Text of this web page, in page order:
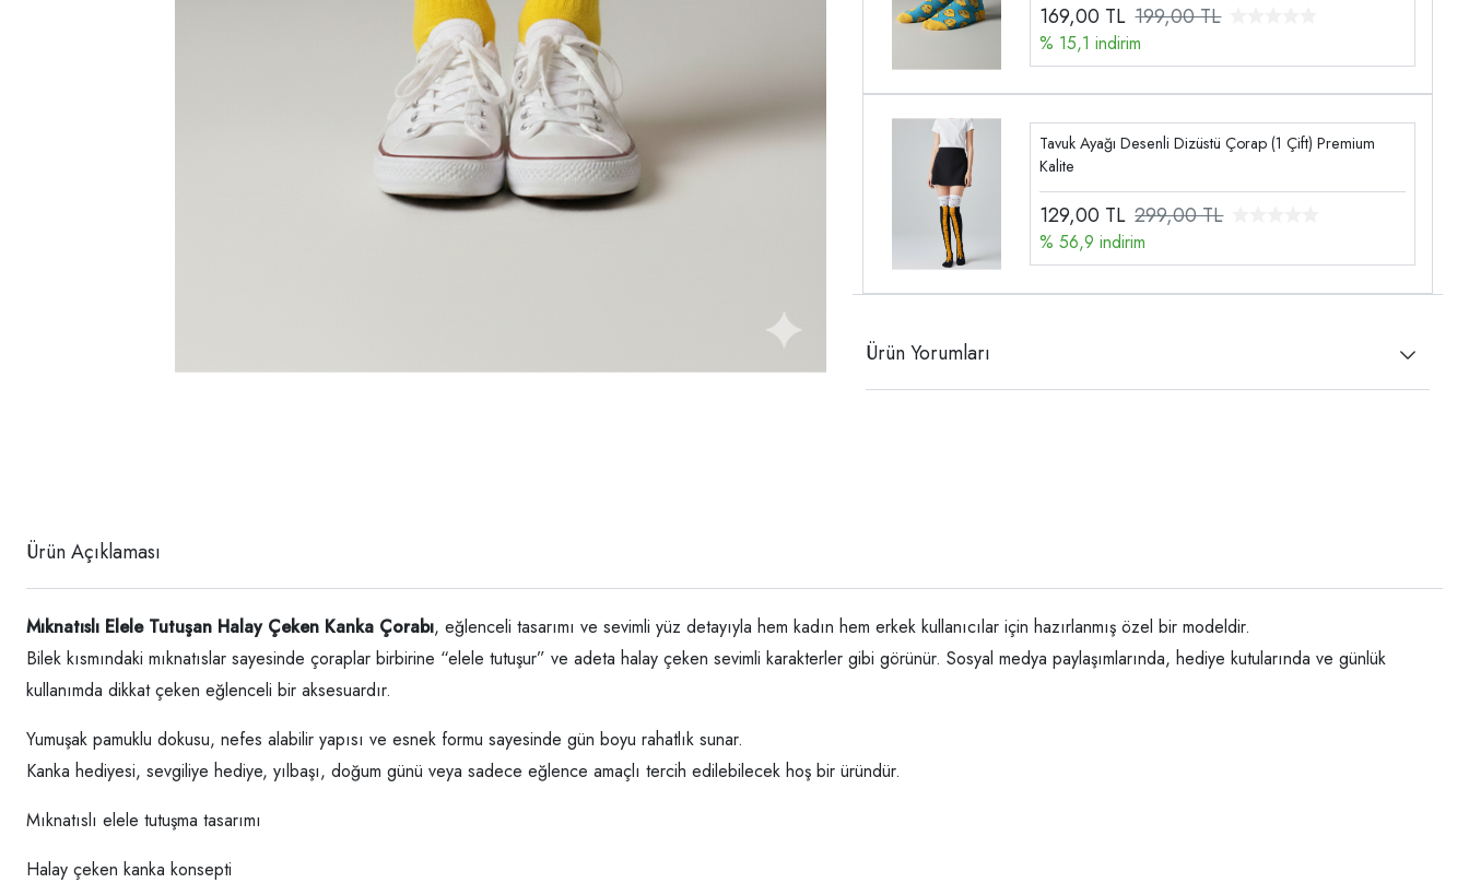
169,00 TL 199,00 TL
% 15,1 indirim
Tavuk Ayağı Desenli Dizüstü Çorap (1 Çift) Premium
Kalite
129,00 TL 299,00 TL
% 56,9 indirim
Ürün Yorumları
Ürün Açıklaması
Mıknatıslı Elele Tutuşan Halay Çeken Kanka Çorabı, eğlenceli tasarımı ve sevimli yüz detayıyla hem kadın hem erkek kullanıcılar için hazırlanmış özel bir modeldir.
Bilek kısmındaki mıknatıslar sayesinde çoraplar birbirine “elele tutuşur” ve adeta halay çeken sevimli karakterler gibi görünür. Sosyal medya paylaşımlarında, hediye kutularında ve günlük
kullanımda dikkat çeken eğlenceli bir aksesuardır.
Yumuşak pamuklu dokusu, nefes alabilir yapısı ve esnek formu sayesinde gün boyu rahatlık sunar.
Kanka hediyesi, sevgiliye hediye, yılbaşı, doğum günü veya sadece eğlence amaçlı tercih edilebilecek hoş bir üründür.
Mıknatıslı elele tutuşma tasarımı
Halay çeken kanka konsepti